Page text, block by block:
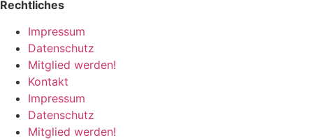
Rechtliches
Impressum
Datenschutz
Mitglied werden!
Kontakt
Impressum
Datenschutz
Mitglied werden!